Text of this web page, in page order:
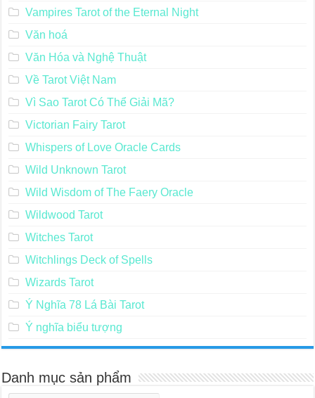
Vampires Tarot of the Eternal Night
Văn hoá
Văn Hóa và Nghệ Thuật
Về Tarot Việt Nam
Vì Sao Tarot Có Thể Giải Mã?
Victorian Fairy Tarot
Whispers of Love Oracle Cards
Wild Unknown Tarot
Wild Wisdom of The Faery Oracle
Wildwood Tarot
Witches Tarot
Witchlings Deck of Spells
Wizards Tarot
Ý Nghĩa 78 Lá Bài Tarot
Ý nghĩa biểu tượng
Danh mục sản phẩm